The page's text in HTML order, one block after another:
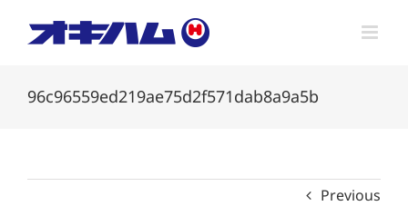
96c96559ed219ae75d2f571dab8a9a5b
Previous